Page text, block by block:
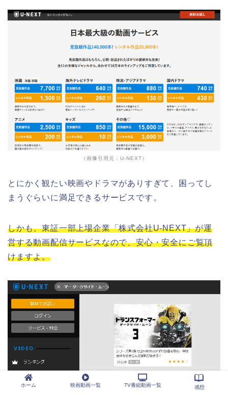
（画像引用元：U-NEXT）
とにかく観たい映画やドラマがありすぎて、困ってし
まうぐらいに満足できるサービスです。
しかも、東証一部上場企業「株式会社U-NEXT」が運
営する動画配信サービスなので、安心・安全にご覧頂
けますよ。
（画像引用元：U-NEXT）
ホーム
映画動画一覧 TV番組動画一覧 感想